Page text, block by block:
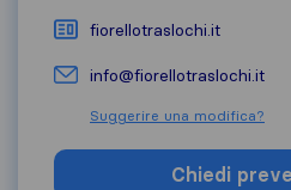
fiorellotraslochi.it
info@fiorellotraslochi.it
Suggerire una modifica?
Chiedi